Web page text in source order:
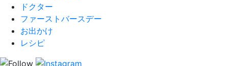
ドクター
ファーストバースデー
お出かけ
レシピ